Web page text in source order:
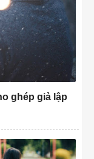
ghép giả lập